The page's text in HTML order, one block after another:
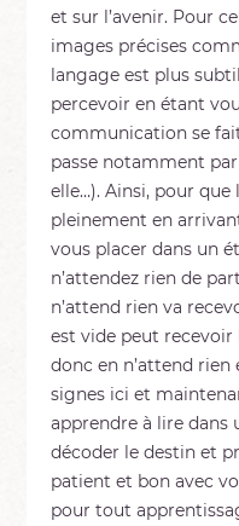
et sur l’avenir. Pour
images précises
langage est plus
percevoir en étant
communication se
passe notamment
elle…). Ainsi, pour
pleinement en
vous placer dans un
n’attendez rien de
n’attend rien va
est vide peut recevoir
donc en n’attend
signes ici et
apprendre à lire dans
décoder le destin et
patient et bon avec
pour tout